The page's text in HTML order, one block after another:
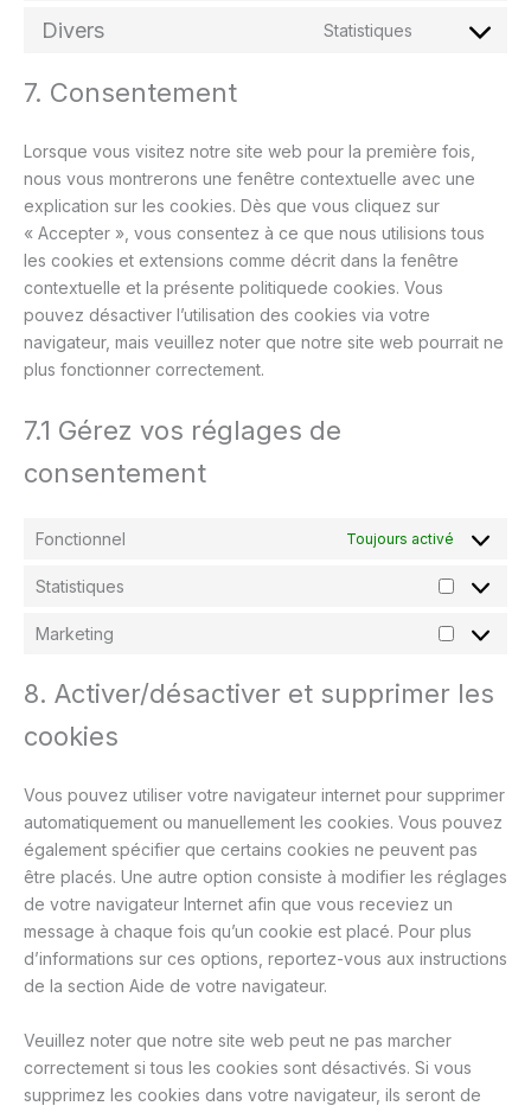
service
Divers Statistiques
Consent
7. Consentement
Lorsque vous visitez notre site web pour la première fois,
nous vous montrerons une fenêtre contextuelle avec une
explication sur les cookies. Dès que vous cliquez sur
« Accepter », vous consentez à ce que nous utilisions tous
les cookies et extensions comme décrit dans la fenêtre
contextuelle et la présente politiquede cookies. Vous
pouvez désactiver l’utilisation des cookies via votre
navigateur, mais veuillez noter que notre site web pourrait ne
plus fonctionner correctement.
7.1 Gérez vos réglages de
consentement
Fonctionnel Toujours activé
Statistiques
Marketing
8. Activer/désactiver et supprimer les
cookies
Vous pouvez utiliser votre navigateur internet pour supprimer
automatiquement ou manuellement les cookies. Vous pouvez
également spécifier que certains cookies ne peuvent pas
être placés. Une autre option consiste à modifier les réglages
de votre navigateur Internet afin que vous receviez un
message à chaque fois qu’un cookie est placé. Pour plus
d’informations sur ces options, reportez-vous aux instructions
de la section Aide de votre navigateur.
Veuillez noter que notre site web peut ne pas marcher
correctement si tous les cookies sont désactivés. Si vous
supprimez les cookies dans votre navigateur, ils seront de